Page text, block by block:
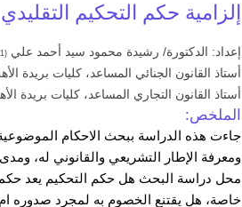
إلزامية حكم التحكيم
إعداد: الدكتورة/ رشيدة محمود سيد أحمد علي(1)
أستاذ القانون الجنائي المساعد، كليات بريدة
أستاذ القانون التجاري المساعد، كليات بريدة
الملخص:
جاءت هذه الدراسة ببحث الاحكام
ومعرفة الإطار التشريعي والقانوني له،
محل دراسة البحث هل حكم التحكيم يعد
خاصة، هل يقتنع الخصوم به لمجرد صدوره